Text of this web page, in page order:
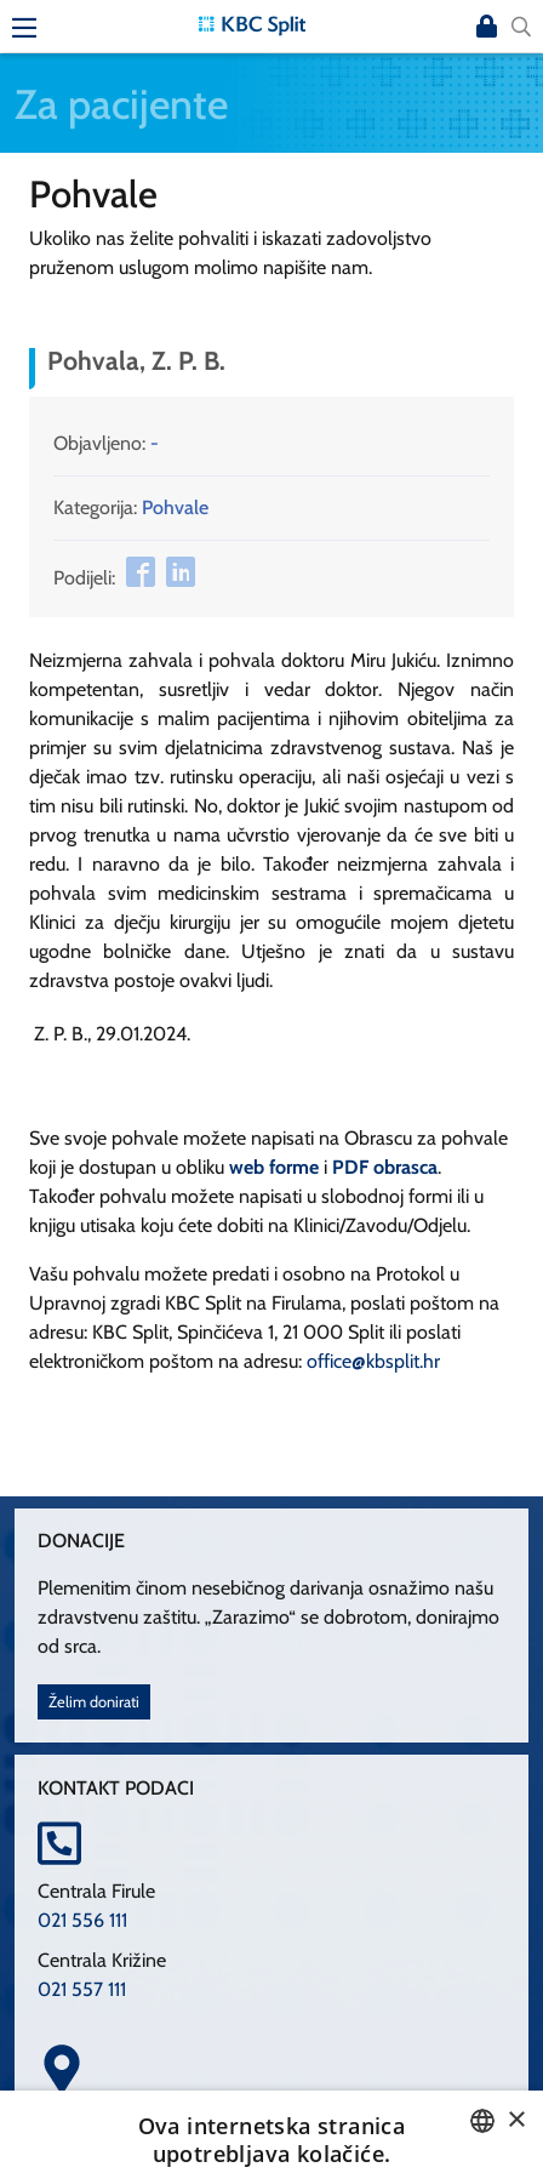
Za pacijente
Pohvale
Ukoliko nas želite pohvaliti i iskazati zadovoljstvo
pruženom uslugom molimo napišite nam.
Pohvala, Z. P. B.
Objavljeno: -
Kategorija: Pohvale
Podijeli:
Neizmjerna zahvala i pohvala doktoru Miru Jukiću. Iznimno
kompetentan, susretljiv i vedar doktor. Njegov način
komunikacije s malim pacijentima i njihovim obiteljima za
primjer su svim djelatnicima zdravstvenog sustava. Naš je
dječak imao tzv. rutinsku operaciju, ali naši osjećaji u vezi s
tim nisu bili rutinski. No, doktor je Jukić svojim nastupom od
prvog trenutka u nama učvrstio vjerovanje da će sve biti u
redu. I naravno da je bilo. Također neizmjerna zahvala i
pohvala svim medicinskim sestrama i spremačicama u
Klinici za dječju kirurgiju jer su omogućile mojem djetetu
ugodne bolničke dane. Utješno je znati da u sustavu
zdravstva postoje ovakvi ljudi.
Z. P. B., 29.01.2024.
Sve svoje pohvale možete napisati na Obrascu za pohvale
koji je dostupan u obliku web forme i PDF obrasca.
Također pohvalu možete napisati u slobodnoj formi ili u
knjigu utisaka koju ćete dobiti na Klinici/Zavodu/Odjelu.
Vašu pohvalu možete predati i osobno na Protokol u
Upravnoj zgradi KBC Split na Firulama, poslati poštom na
adresu: KBC Split, Spinčićeva 1, 21 000 Split ili poslati
elektroničkom poštom na adresu: office@kbsplit.hr
DONACIJE
Plemenitim činom nesebičnog darivanja osnažimo našu
zdravstvenu zaštitu. „Zarazimo“ se dobrotom, donirajmo
od srca.
Želim donirati
KONTAKT PODACI
Centrala Firule
021 556 111
Centrala Križine
021 557 111
Spinčićeva 1, 21000 Split
×
Ova internetska stranica
upotrebljava kolačiće.